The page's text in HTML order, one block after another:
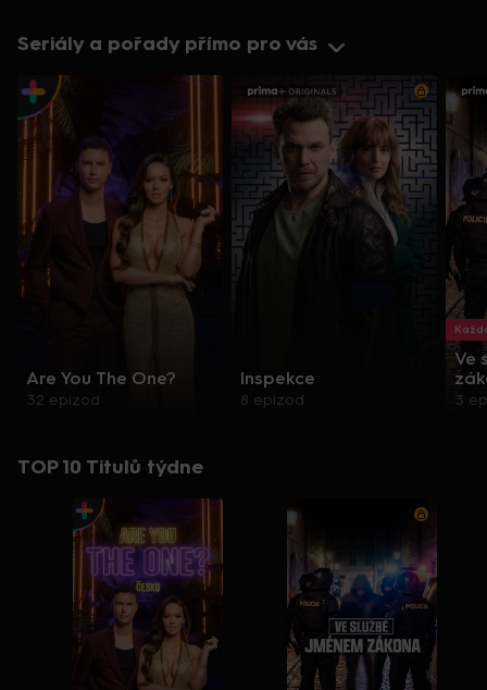
Seriály a pořady přímo pro vás
Are You The One?
32 epizod
Inspekce
8 epizod
Ve
3
TOP 10 Titulů týdne